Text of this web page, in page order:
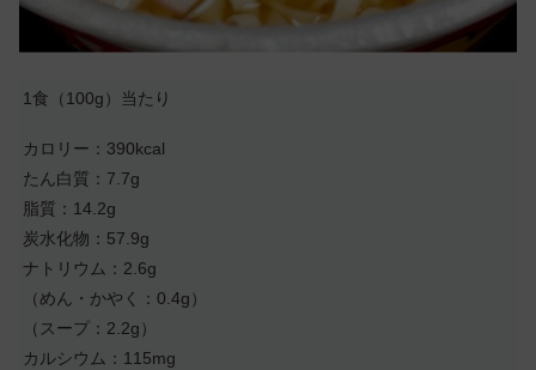
1食（100g）当たり
カロリー：390kcal
たん白質：7.7g
脂質：14.2g
炭水化物：57.9g
ナトリウム：2.6g
（めん・かやく：0.4g）
（スープ：2.2g）
カルシウム：115mg